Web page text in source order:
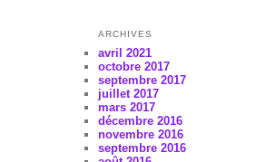
ARCHIVES
avril 2021
octobre 2017
septembre 2017
juillet 2017
mars 2017
décembre 2016
novembre 2016
septembre 2016